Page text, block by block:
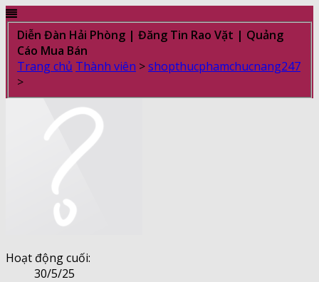
Diễn Đàn Hải Phòng | Đăng Tin Rao Vặt | Quảng
Cáo Mua Bán
Trang chủ Thành viên >shopthucphamchucnang247
>
Hoạt động cuối:
30/5/25